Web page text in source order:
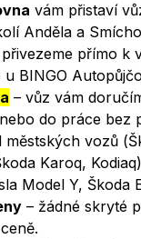
vám přistaví
Anděla a
přímo k
BINGO
– vůz vám
do práce bez
městských vozů
Karoq,
Model Y, Škoda
– žádné skryté